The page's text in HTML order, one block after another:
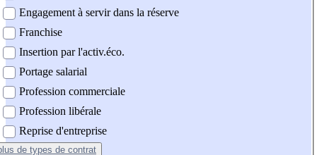
Engagement à servir dans la réserve
Franchise
Insertion par l'activ.éco.
Portage salarial
Profession commerciale
Profession libérale
Reprise d'entreprise
de types de contrat